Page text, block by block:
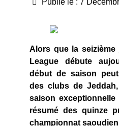
Publié le : 7
Alors que la
League débute
début de saison
des clubs de
saison
résumé des quinze
championnat